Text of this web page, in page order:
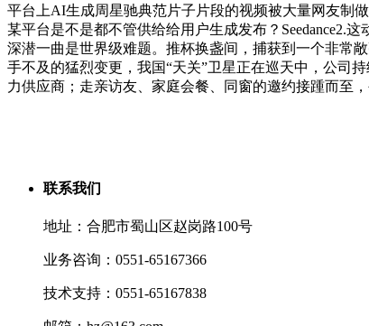
平台上AI生成周星驰典范片子片段的视频被大量网友制
某平台是不是都不管供给给用户生成发布？Seedance2.
深潜一曲是世界级难题。推杯换盏间，捕获到一个非常
手不及的猛烈变更，我国“天关”卫星正在巡天中，公司
力供应商；走亲访友、家庭会餐、同窗的邀约接踵而至
联系我们
地址：合肥市蜀山区赵岗路100号
业务咨询：0551-65167366
技术支持：0551-65167838